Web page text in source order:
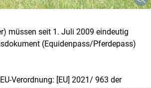
müssen seit 1. Juli 2009 eindeutig
(Equidenpass/Pferdepass)
Verordnung: [EU] 2021/ 963 der